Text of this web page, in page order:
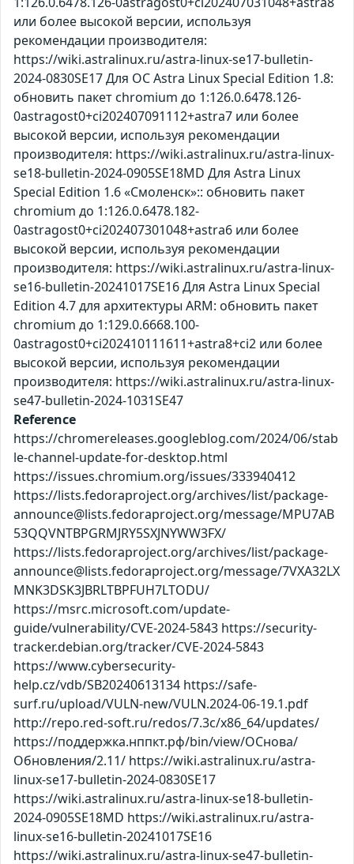
или более высокой версии, используя
рекомендации производителя:
https://wiki.astralinux.ru/astra-linux-se17-bulletin-
2024-0830SE17 Для ОС Astra Linux Special Edition 1.8:
обновить пакет chromium до 1:126.0.6478.126-
0astragost0+ci202407091112+astra7 или более
высокой версии, используя рекомендации
производителя: https://wiki.astralinux.ru/astra-linux-
se18-bulletin-2024-0905SE18MD Для Astra Linux
Special Edition 1.6 «Смоленск»:: обновить пакет
chromium до 1:126.0.6478.182-
0astragost0+ci202407301048+astra6 или более
высокой версии, используя рекомендации
производителя: https://wiki.astralinux.ru/astra-linux-
se16-bulletin-20241017SE16 Для Astra Linux Special
Edition 4.7 для архитектуры ARM: обновить пакет
chromium до 1:129.0.6668.100-
0astragost0+ci202410111611+astra8+ci2 или более
высокой версии, используя рекомендации
производителя: https://wiki.astralinux.ru/astra-linux-
se47-bulletin-2024-1031SE47
Reference
https://chromereleases.googleblog.com/2024/06/stab
le-channel-update-for-desktop.html
https://issues.chromium.org/issues/333940412
https://lists.fedoraproject.org/archives/list/package-
announce@lists.fedoraproject.org/message/MPU7AB
53QQVNTBPGRMJRY5SXJNYWW3FX/
https://lists.fedoraproject.org/archives/list/package-
announce@lists.fedoraproject.org/message/7VXA32LX
MNK3DSK3JBRLTBPFUH7LTODU/
https://msrc.microsoft.com/update-
guide/vulnerability/CVE-2024-5843 https://security-
tracker.debian.org/tracker/CVE-2024-5843
https://www.cybersecurity-
help.cz/vdb/SB20240613134 https://safe-
surf.ru/upload/VULN-new/VULN.2024-06-19.1.pdf
http://repo.red-soft.ru/redos/7.3c/x86_64/updates/
https://поддержка.нппкт.рф/bin/view/ОСнова/
Обновления/2.11/ https://wiki.astralinux.ru/astra-
linux-se17-bulletin-2024-0830SE17
https://wiki.astralinux.ru/astra-linux-se18-bulletin-
2024-0905SE18MD https://wiki.astralinux.ru/astra-
linux-se16-bulletin-20241017SE16
https://wiki.astralinux.ru/astra-linux-se47-bulletin-